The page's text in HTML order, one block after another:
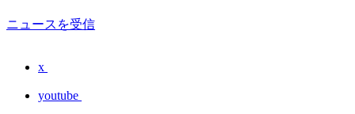
ニュースを受信
x
youtube